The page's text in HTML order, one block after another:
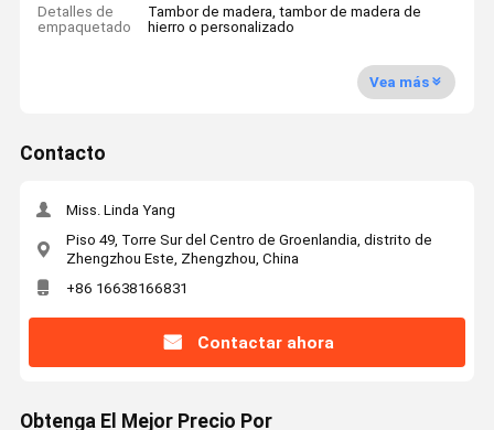
Detalles de
empaquetado
Tambor de madera, tambor de madera de
hierro o personalizado
Vea más
Contacto
Miss. Linda Yang
Piso 49, Torre Sur del Centro de Groenlandia, distrito de
Zhengzhou Este, Zhengzhou, China
+86 16638166831
Contactar ahora
Obtenga El Mejor Precio Por